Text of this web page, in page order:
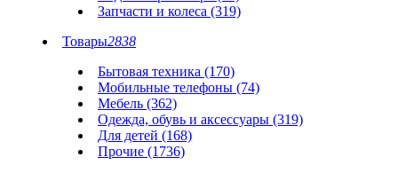
Запчасти и колеса (319)
Товары2838
Бытовая техника (170)
Мобильные телефоны (74)
Мебель (362)
Одежда, обувь и аксессуары (319)
Для детей (168)
Прочие (1736)